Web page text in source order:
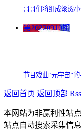
哥哥们将组成滚烫小
第20220910期
节目戏曲“元宇宙”的
返回首页 返回顶部 Rss
本网站为非赢利性站
站点自动搜索采集信